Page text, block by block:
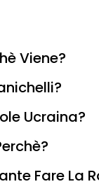
Viene?
Ucraina?
Fare La